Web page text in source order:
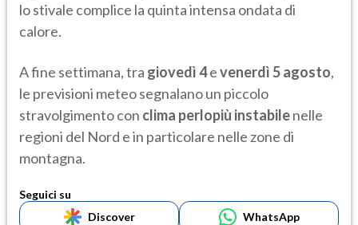
lo stivale complice la quinta intensa ondata di
calore.
A fine settimana, tra giovedì 4evenerdì 5 agosto,
le previsioni meteo segnalano un piccolo
stravolgimento con clima perlopiù instabilenelle
regioni del Nord e in particolare nelle zone di
montagna.
Seguici su
Discover
WhatsApp